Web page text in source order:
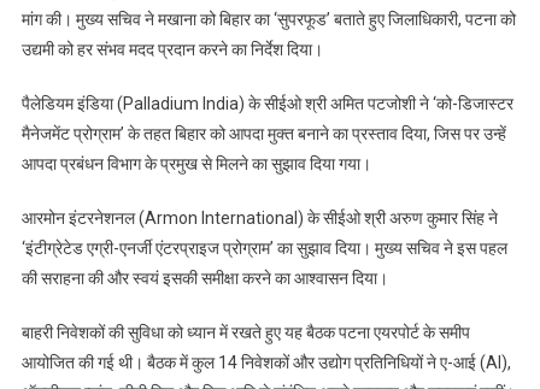
मांग की। मुख्य सचिव ने मखाना को बिहार का ‘सुपरफूड’ बताते हुए जिलाधिकारी, पटना को
उद्यमी को हर संभव मदद प्रदान करने का निर्देश दिया।
पैलेडियम इंडिया (Palladium India) के सीईओ श्री अमित पटजोशी ने ‘को-डिजास्टर
मैनेजमेंट प्रोग्राम’ के तहत बिहार को आपदा मुक्त बनाने का प्रस्ताव दिया, जिस पर उन्हें
आपदा प्रबंधन विभाग के प्रमुख से मिलने का सुझाव दिया गया।
आरमोन इंटरनेशनल (Armon International) के सीईओ श्री अरुण कुमार सिंह ने
‘इंटीग्रेटेड एग्री-एनर्जी एंटरप्राइज प्रोग्राम’ का सुझाव दिया। मुख्य सचिव ने इस पहल
की सराहना की और स्वयं इसकी समीक्षा करने का आश्वासन दिया।
बाहरी निवेशकों की सुविधा को ध्यान में रखते हुए यह बैठक पटना एयरपोर्ट के समीप
आयोजित की गई थी। बैठक में कुल 14 निवेशकों और उद्योग प्रतिनिधियों ने ए-आई (AI),